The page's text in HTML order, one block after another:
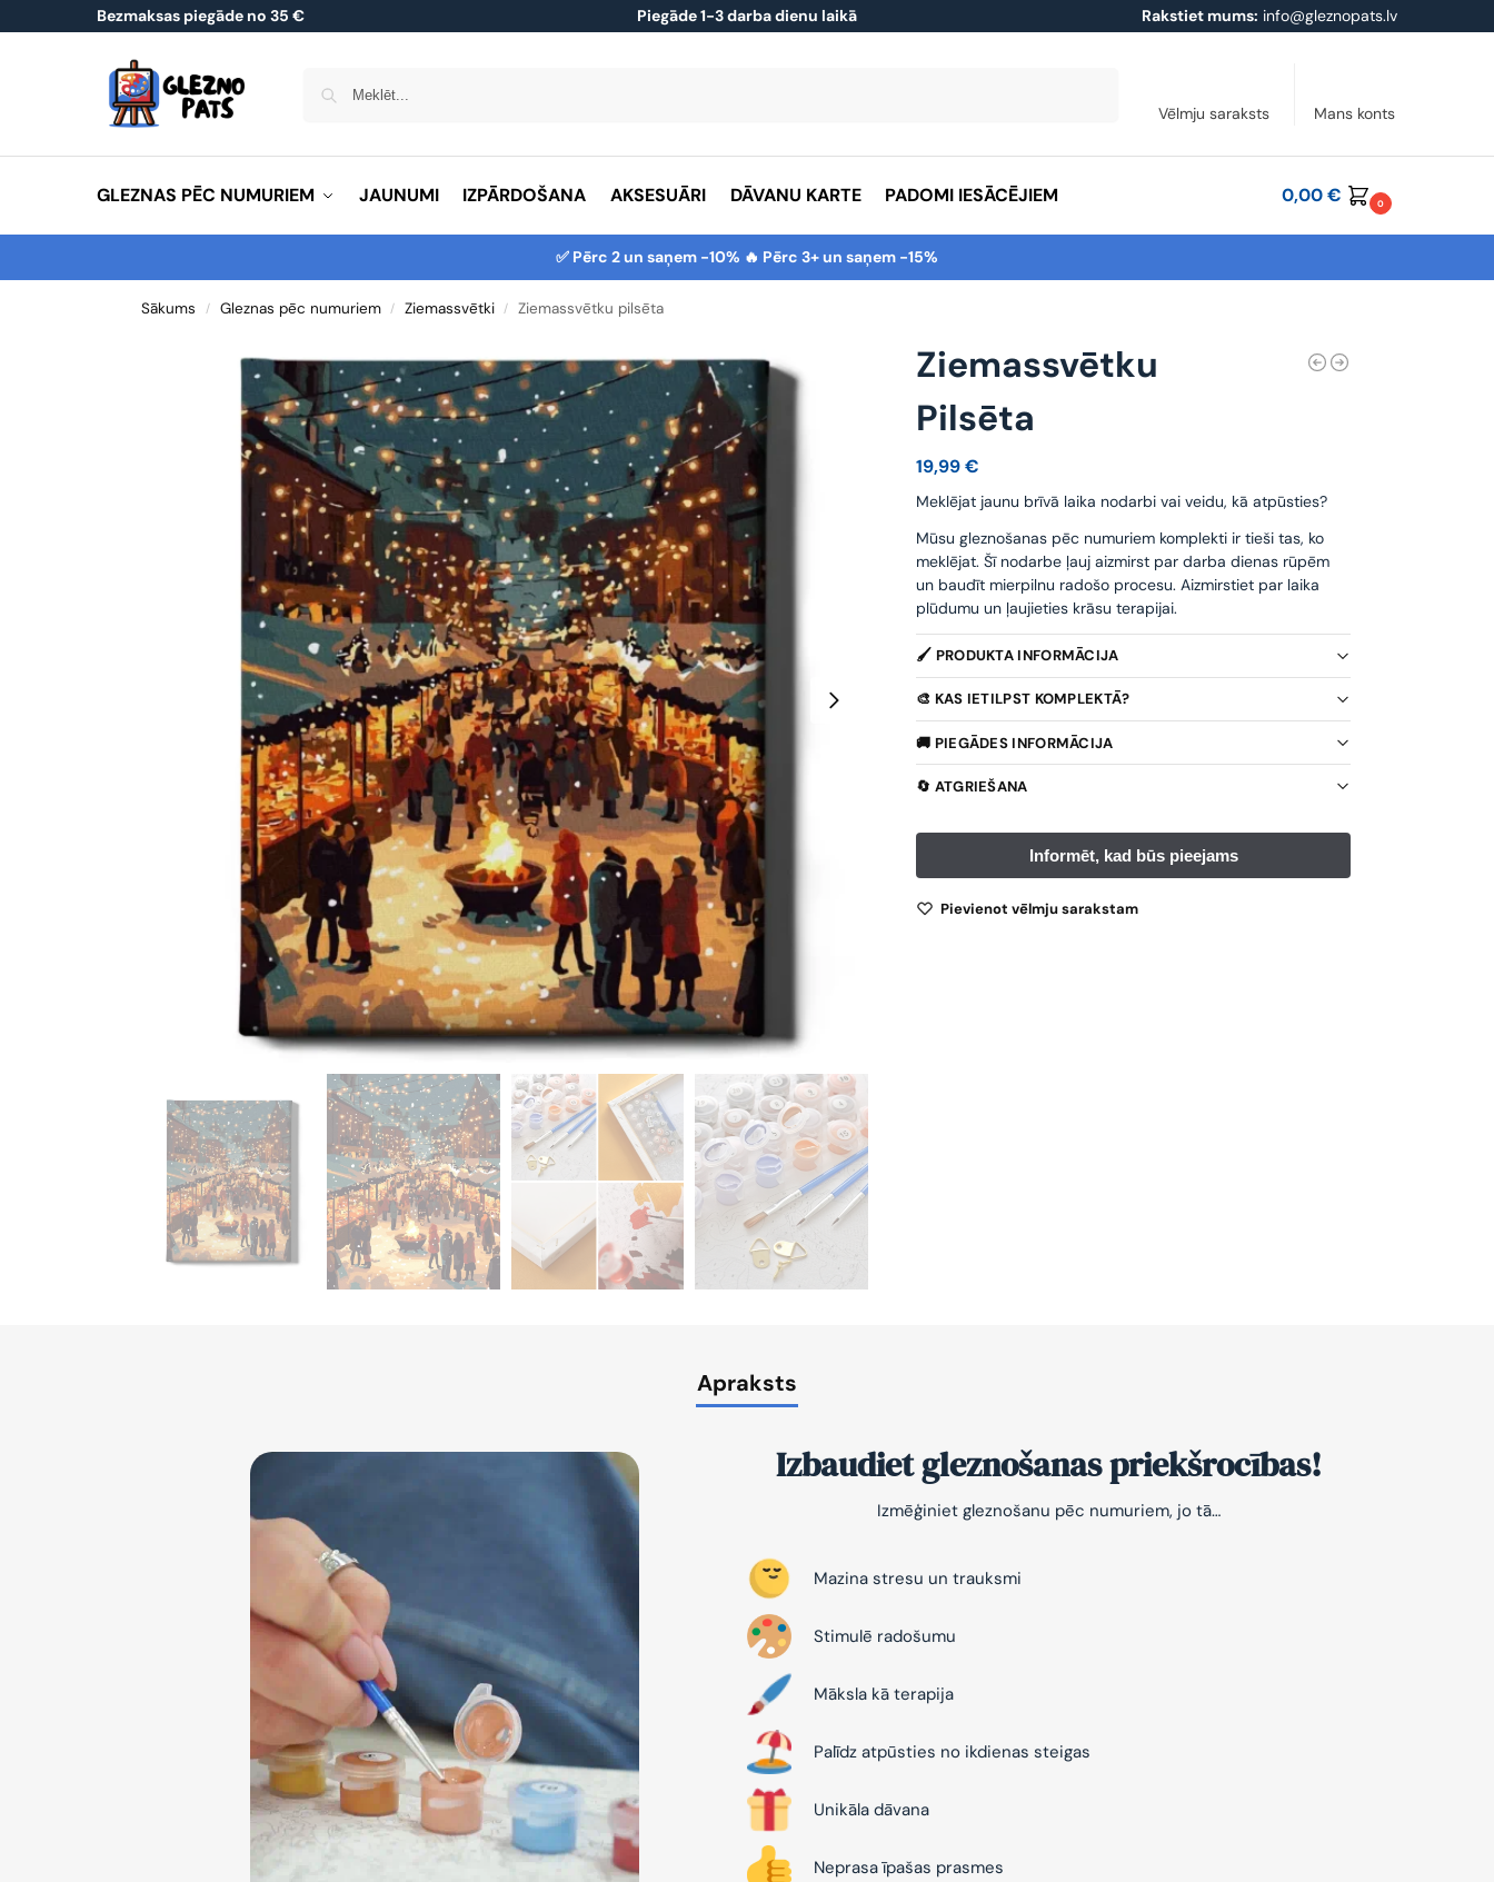
Bezmaksas piegāde no 35 € Piegāde 1-3 darba dienu laikā Rakstiet mums: info@gleznopats.lv
Vēlmju saraksts Mans konts
GLEZNAS PĒC NUMURIEM JAUNUMI IZPĀRDOŠANA AKSESUĀRI DĀVANU KARTE PADOMI IESĀCĒJIEM 0,00€ 0
✅ Pērc 2 un saņem -10% 🔥 Pērc 3+ un saņem -15%
Sākums / Gleznas pēc numuriem / Ziemassvētki / Ziemassvētku pilsēta
Ziemassvētku
Pilsēta
19,99€
Meklējat jaunu brīvā laika nodarbi vai veidu, kā atpūsties?
Mūsu gleznošanas pēc numuriem komplekti ir tieši tas, ko
meklējat. Šī nodarbe ļauj aizmirst par darba dienas rūpēm
un baudīt mierpilnu radošo procesu. Aizmirstiet par laika
plūdumu un ļaujieties krāsu terapijai.
🖌️ PRODUKTA INFORMĀCIJA
🎨 KAS IETILPST KOMPLEKTĀ?
🚚 PIEGĀDES INFORMĀCIJA
🔄 ATGRIEŠANA
Pievienot vēlmju sarakstam
Apraksts
Izbaudiet gleznošanas priekšrocības!
Izmēģiniet gleznošanu pēc numuriem, jo tā…
Mazina stresu un trauksmi
Stimulē radošumu
Māksla kā terapija
Palīdz atpūsties no ikdienas steigas
Unikāla dāvana
Neprasa īpašas prasmes